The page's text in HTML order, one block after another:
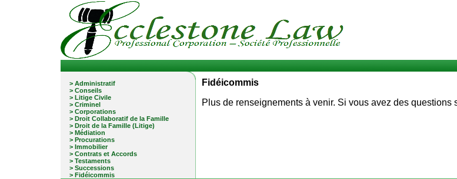
> Administratif
> Conseils
> Litige Civile
> Criminel
> Corporations
> Droit Collaboratif de la Famille
> Droit de la Famille (Litige)
> Médiation
> Procurations
> Immobilier
> Contrats et Accords
> Testaments
> Successions
> Fidéicommis
Fidéicommis
Plus de renseignements à venir. Si vous avez des questions